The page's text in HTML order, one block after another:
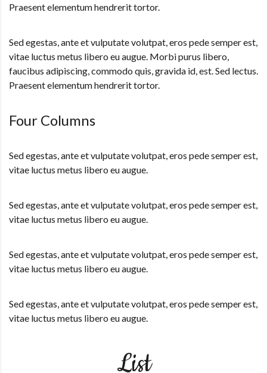
Praesent elementum hendrerit tortor.
Sed egestas, ante et vulputate volutpat, eros pede semper est,
vitae luctus metus libero eu augue. Morbi purus libero,
faucibus adipiscing, commodo quis, gravida id, est. Sed lectus.
Praesent elementum hendrerit tortor.
Four Columns
Sed egestas, ante et vulputate volutpat, eros pede semper est,
vitae luctus metus libero eu augue.
Sed egestas, ante et vulputate volutpat, eros pede semper est,
vitae luctus metus libero eu augue.
Sed egestas, ante et vulputate volutpat, eros pede semper est,
vitae luctus metus libero eu augue.
Sed egestas, ante et vulputate volutpat, eros pede semper est,
vitae luctus metus libero eu augue.
List